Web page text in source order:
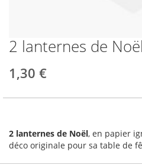
Skip
to
the
beginning
2 lanternes de Noël
1,30 €
2 lanternes de Noël, en papier
déco originale pour sa table de